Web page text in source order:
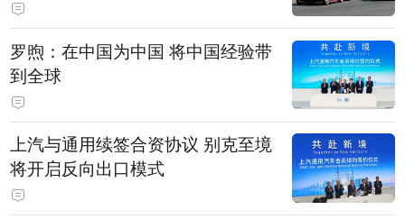
罗煦：在中国为中国 将中国经验带
到全球
上汽与通用续签合资协议 别克至境
将开启反向出口模式